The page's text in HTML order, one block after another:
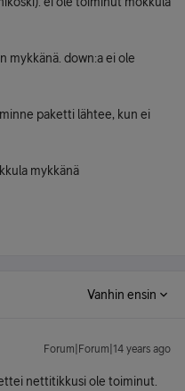
mykkänä. down:a ei ole
paketti lähtee, kun ei
mykkänä
Vanhin ensin
Forum|Forum|14 years ago
nettitikkusi ole toiminut.